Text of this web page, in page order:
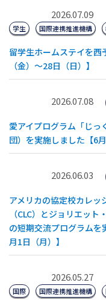
2026.07.09
留学生ホームステイを西
（金）～28日（日）】
学生 国際連携推進機構
2026.07.08
愛アイプログラム「じっ
団）を実施しました【6
2026.06.03
アメリカの協定校カレッ
（CLC）とジョリエッ
の短期交流プログラム
月1日（月）】
2026.05.27
国際 国際連携推進機構